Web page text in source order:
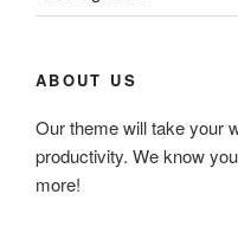
ABOUT US
Our theme will take your
productivity. We know
more!